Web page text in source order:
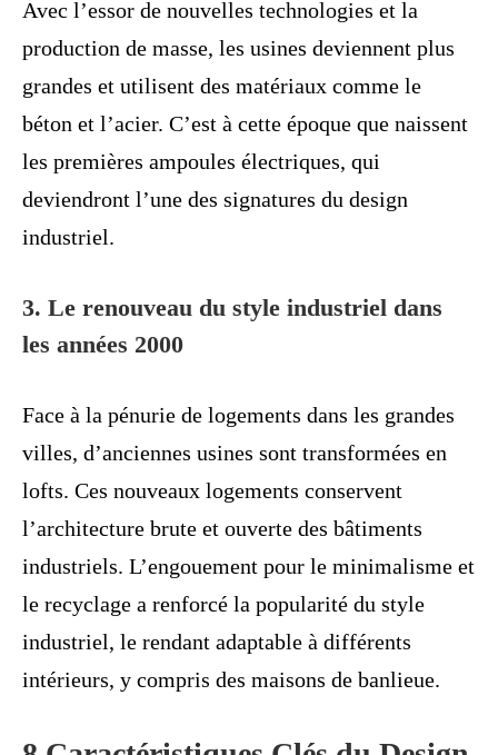
Avec l’essor de nouvelles technologies et la
production de masse, les usines deviennent plus
grandes et utilisent des matériaux comme le
béton et l’acier. C’est à cette époque que naissent
les premières ampoules électriques, qui
deviendront l’une des signatures du design
industriel.
3. Le renouveau du style industriel dans
les années 2000
Face à la pénurie de logements dans les grandes
villes, d’anciennes usines sont transformées en
lofts. Ces nouveaux logements conservent
l’architecture brute et ouverte des bâtiments
industriels. L’engouement pour le minimalisme et
le recyclage a renforcé la popularité du style
industriel, le rendant adaptable à différents
intérieurs, y compris des maisons de banlieue.